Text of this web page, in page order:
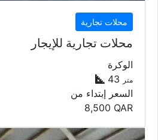
محلات تجارية للإيجار
الوكرة
43متر
السعر إبتداء من
8,500QAR